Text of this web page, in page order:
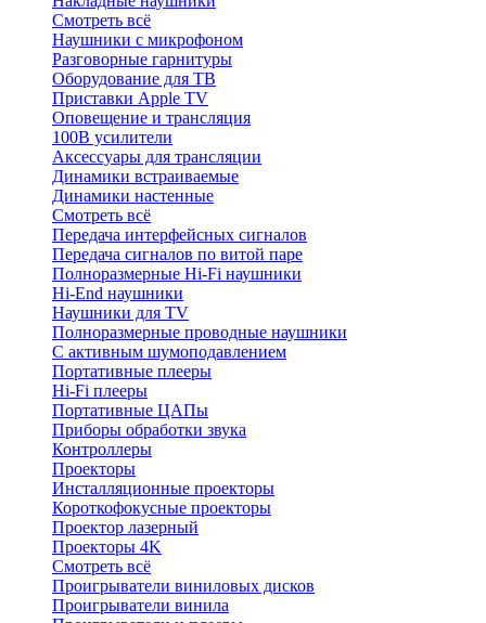
Смотреть всё
Наушники с микрофоном
Разговорные гарнитуры
Оборудование для ТВ
Приставки Apple TV
Оповещение и трансляция
100В усилители
Аксессуары для трансляции
Динамики встраиваемые
Динамики настенные
Смотреть всё
Передача интерфейсных сигналов
Передача сигналов по витой паре
Полноразмерные Hi-Fi наушники
Hi-End наушники
Наушники для TV
Полноразмерные проводные наушники
С активным шумоподавлением
Портативные плееры
Hi-Fi плееры
Портативные ЦАПы
Приборы обработки звука
Контроллеры
Проекторы
Инсталляционные проекторы
Короткофокусные проекторы
Проектор лазерный
Проекторы 4K
Смотреть всё
Проигрыватели виниловых дисков
Проигрыватели винила